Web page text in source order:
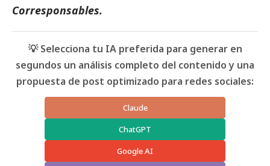
Corresponsables.
💡 Selecciona tu IA preferida para generar en
segundos un análisis completo del contenido y una
propuesta de post optimizado para redes sociales:
Claude
ChatGPT
Google AI